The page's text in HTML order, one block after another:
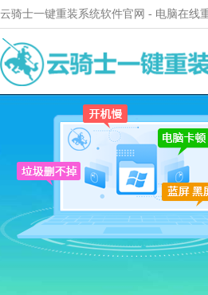
云骑士一键重装系统软件官网 - 电脑在线